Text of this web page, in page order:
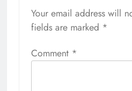
Your email address will
fields are marked *
Comment *